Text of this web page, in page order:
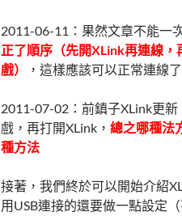
2011-06-11：果然文章不能一
正了順序（先開XLink再連線
戲）
，這樣應該可以正常連線了
2011-07-02：前鎮子XLink更
戲，再打開XLink， 總之哪種法
種方法
接著，我們終於可以開始介紹
用USB連接的還要做一點設定（